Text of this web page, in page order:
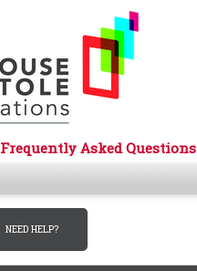
Frequently Asked Questions
NEED HELP?